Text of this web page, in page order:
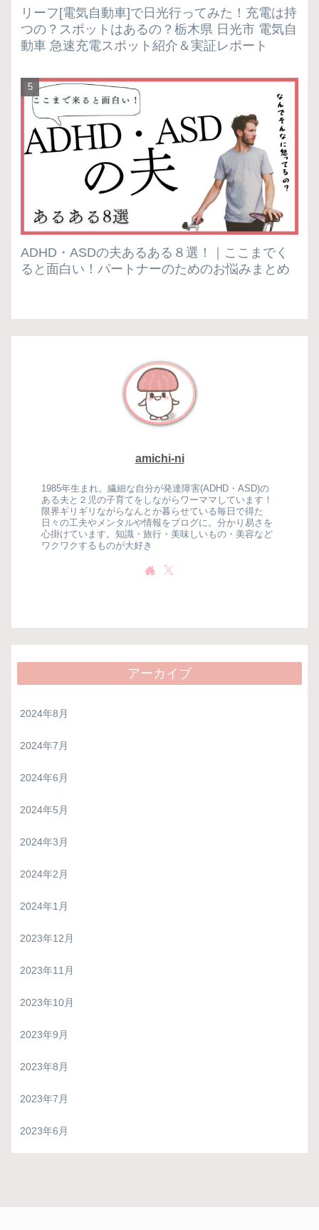
リーフ[電気自動車]で日光行ってみた！充電は持
つの？スポットはあるの？栃木県 日光市 電気自
動車 急速充電スポット紹介＆実証レポート
ADHD・ASDの夫あるある８選！｜ここまでく
ると面白い！パートナーのためのお悩みまとめ
amichi-ni
1985年生まれ。繊細な自分が発達障害(ADHD・ASD)の
ある夫と２児の子育てをしながらワーママしています！
限界ギリギリながらなんとか暮らせている毎日で得た
日々の工夫やメンタルや情報をブログに。分かり易さを
心掛けています。知識・旅行・美味しいもの・美容など
ワクワクするものが大好き
アーカイブ
2024年8月
2024年7月
2024年6月
2024年5月
2024年3月
2024年2月
2024年1月
2023年12月
2023年11月
2023年10月
2023年9月
2023年8月
2023年7月
2023年6月